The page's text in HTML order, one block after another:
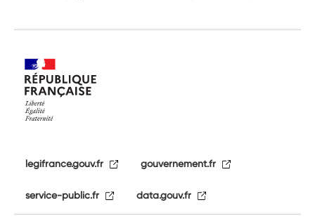
legifrance.gouv.fr gouvernement.fr
service-public.fr data.gouv.fr